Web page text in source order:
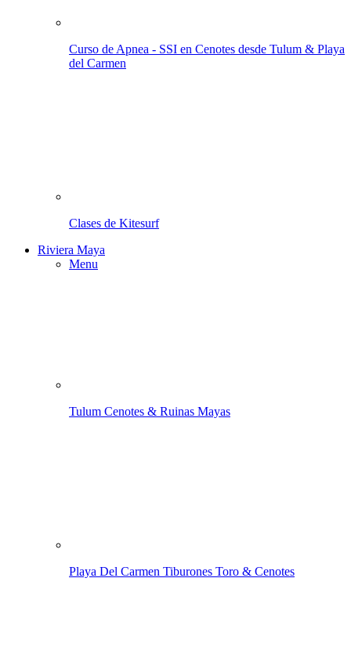
Curso de Apnea - SSI en Cenotes desde Tulum & Playa
del Carmen
Clases de Kitesurf
Riviera Maya
Menu
Tulum Cenotes & Ruinas Mayas
Playa Del Carmen Tiburones Toro & Cenotes